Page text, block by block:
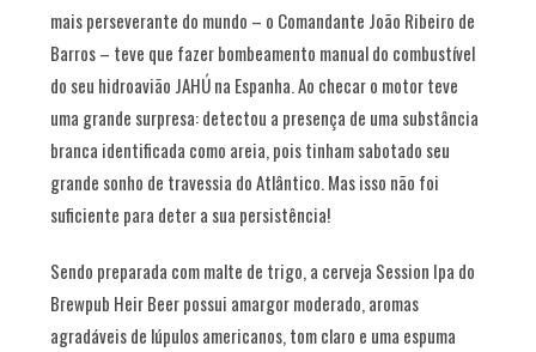
mais perseverante do mundo – o Comandante João Ribeiro de
Barros – teve que fazer bombeamento manual do combustível
do seu hidroavião JAHÚ na Espanha. Ao checar o motor teve
uma grande surpresa: detectou a presença de uma substância
branca identificada como areia, pois tinham sabotado seu
grande sonho de travessia do Atlântico. Mas isso não foi
suficiente para deter a sua persistência!
Sendo preparada com malte de trigo, a cerveja Session Ipa do
Brewpub Heir Beer possui amargor moderado, aromas
agradáveis de lúpulos americanos, tom claro e uma espuma